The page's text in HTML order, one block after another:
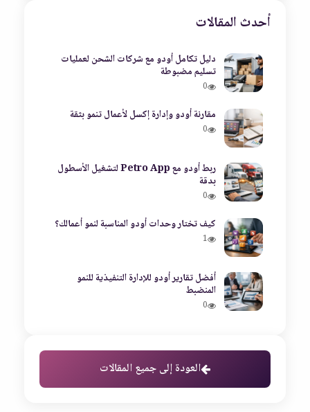
أحدث المقالات
دليل تكامل أودو مع شركات الشحن لعمليات
تسليم مضبوطة
0
مقارنة أودو وإدارة إكسل لأعمال تنمو بثقة
0
ربط أودو مع Petro App لتشغيل الأسطول
بدقة
0
كيف تختار وحدات أودو المناسبة لنمو أعمالك؟
1
أفضل تقارير أودو للإدارة التنفيذية للنمو
المنضبط
0
العودة إلى جميع المقالات